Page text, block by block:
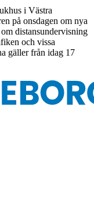
i Västra
på onsdagen om nya
distansundervisning
och vissa
gäller från idag 17